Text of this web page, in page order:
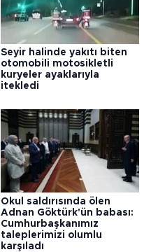
Seyir halinde yakıtı biten
otomobili motosikletli
kuryeler ayaklarıyla
itekledi
Okul saldırısında ölen
Adnan Göktürk'ün babası:
Cumhurbaşkanımız
taleplerimizi olumlu
karşıladı